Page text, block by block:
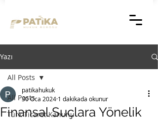
Yazı
All Posts
Türk Ticaret Kanunu
All Posts
Finansal Suçlara Yönelik
patikahukuk
30 Oca 2024 1 dakikada okunur